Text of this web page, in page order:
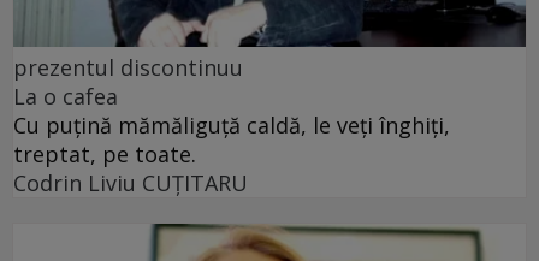
prezentul discontinuu
La o cafea
Cu puţină mămăliguţă caldă, le veţi înghiţi,
treptat, pe toate.
Codrin Liviu CUŢITARU